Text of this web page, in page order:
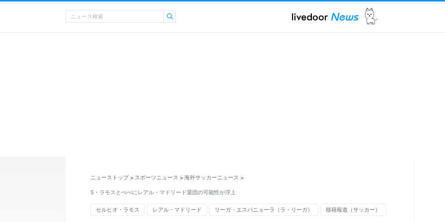
ニューストップ > スポーツニュース > 海外サッカーニュース >
S・ラモスとぺぺにレアル・マドリード退団の可能性が浮上
セルヒオ・ラモス レアル・マドリード リーガ・エスパニョーラ（ラ・リーガ） 移籍報道（サッカー）